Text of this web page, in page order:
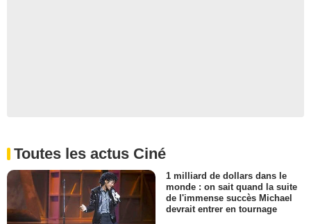
Toutes les actus Ciné
1 milliard de dollars dans le
monde : on sait quand la suite
de l'immense succès Michael
devrait entrer en tournage